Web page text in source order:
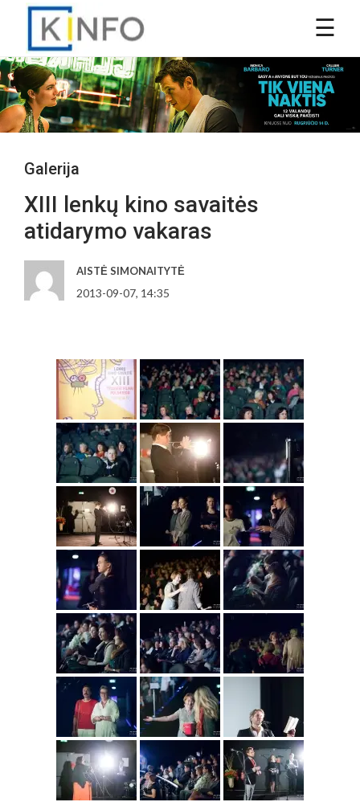
Galerija
XIII lenkų kino savaitės
atidarymo vakaras
AISTĖ SIMONAITYTĖ
2013-09-07, 14:35